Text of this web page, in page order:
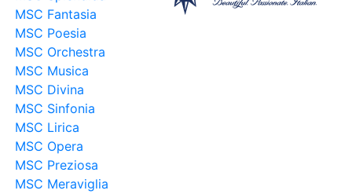
MSC Magnifica
MSC Splendida
MSC Fantasia
MSC Poesia
MSC Orchestra
MSC Musica
MSC Divina
MSC Sinfonia
MSC Lirica
MSC Opera